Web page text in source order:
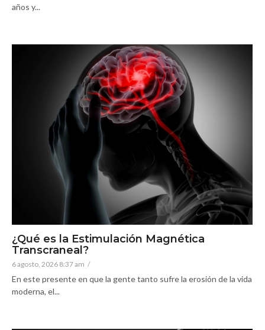
años y...
¿Qué es la Estimulación Magnética
Transcraneal?
6 agosto, 2026 8:37 am /
En este presente en que la gente tanto sufre la erosión de la vida
moderna, el...